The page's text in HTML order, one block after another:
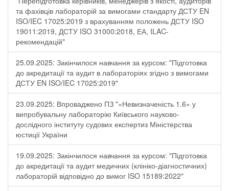
та фахівців лабораторій за вимогами стандарту ДСТУ EN
ISO/IEC 17025:2019 з врахуванням положень ДСТУ ISO
19011:2019, ДСТУ ISO 31000:2018, ЕА, ILAC-
рекомендацій"
25.09.2025: Закінчилося навчання за курсом: "Підготовка
до акредитації та аудит в лабораторіях згідно з вимогами
ДСТУ EN ISO/IEC 17025:2019"
23.09.2025: Впроваджено ПЗ "«Невизначеність 1.6» у
випробувальну лабораторію Київського науково-
дослідного інституту судових експертиз Міністерства
юстиції України
19.09.2025: Закінчилося навчання за курсом: "Підготовка
до акредитації та аудит медичних (клініко-діагностичних)
лабораторій відповідно до вимог ISO 15189:2022"